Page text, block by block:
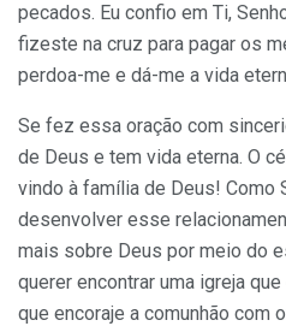
pecados. Eu confio em Ti,
fizeste na cruz para pagar os
perdoa-me e dá-me a vida
Se fez essa oração com
de Deus e tem vida eterna. O
vindo à família de Deus! Como
desenvolver esse
mais sobre Deus por meio do
querer encontrar uma igreja
que encoraje a comunhão com